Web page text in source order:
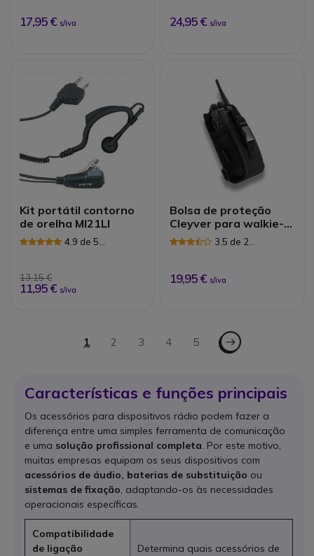
17,95 € s/iva 24,95 € s/iva
Kit portátil contorno
de orelha MI21LI
4.9 de 5
13,15 €
11,95 € s/iva
Bolsa de proteção
Cleyver para walkie-
talkies
3.5 de 2
19,95 € s/iva
Página
Está de momento a ler a página
1 Página
2 Página
3 Página
4 Página
5 Página - Seguinte
Características e funções principais
Os acessórios para dispositivos rádio podem fazer a
diferença entre uma simples ferramenta de comunicação
e uma solução profissional completa. Por este motivo,
muitas empresas equipam os seus dispositivos com
acessórios de áudio, baterias de substituição ou
sistemas de fixação, adaptando-os às necessidades
operacionais específicas.
Compatibilidade
de ligação
Determina quais acessórios de